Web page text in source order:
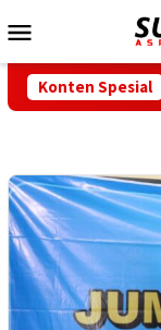
ke
Mobile
Konten Spesial
Sekber PWI dan